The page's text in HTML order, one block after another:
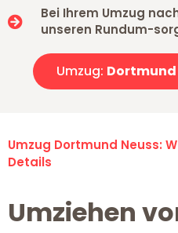
Bei Ihrem Umzug
unseren Rundum-
Umzug:
Umzug Dortmund Neuss:
Details
Umziehen